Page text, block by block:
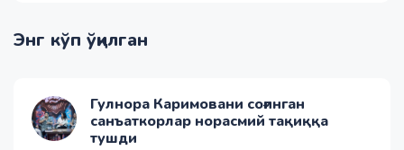
Энг кўп ўқилган
Гулнора Каримовани соғинган
санъаткорлар норасмий тақиққа
тушди